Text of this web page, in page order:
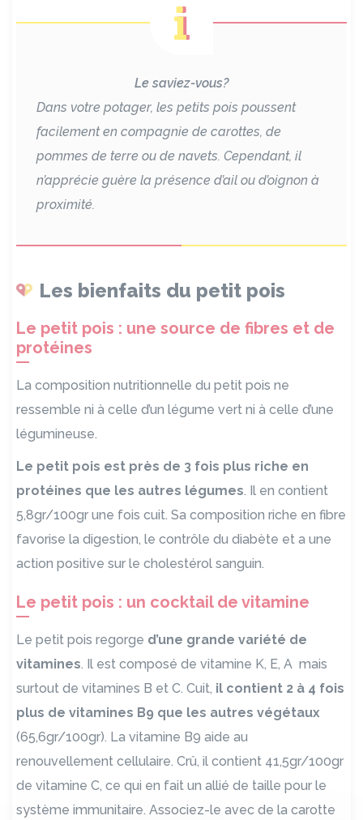
Le saviez-vous?
Dans votre potager, les petits pois poussent
facilement en compagnie de carottes, de
pommes de terre ou de navets. Cependant, il
n’apprécie guère la présence d’ail ou d’oignon à
proximité.
Les bienfaits du petit pois
Le petit pois : une source de fibres et de
protéines
La composition nutritionnelle du petit pois ne
ressemble ni à celle d’un légume vert ni à celle d’une
légumineuse.
Le petit pois est près de 3 fois plus riche en
protéines que les autres légumes. Il en contient
5,8gr/100gr une fois cuit. Sa composition riche en fibre
favorise la digestion, le contrôle du diabète et a une
action positive sur le cholestérol sanguin.
Le petit pois : un cocktail de vitamine
Le petit pois regorge d’une grande variété de
vitamines. Il est composé de vitamine K, E, A mais
surtout de vitamines B et C. Cuit, il contient 2 à 4 fois
plus de vitamines B9 que les autres végétaux
(65,6gr/100gr). La vitamine B9 aide au
renouvellement cellulaire. Crû, il contient 41,5gr/100gr
de vitamine C, ce qui en fait un allié de taille pour le
système immunitaire. Associez-le avec de la carotte